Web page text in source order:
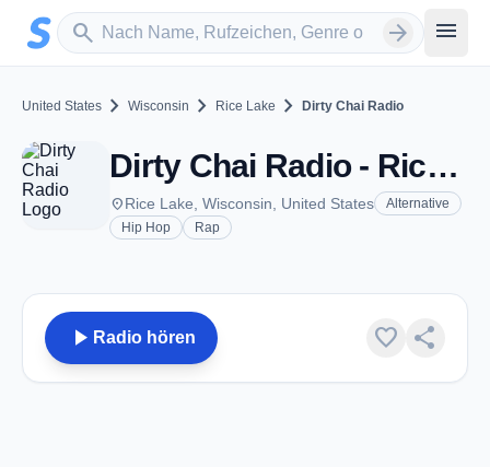
Zum Hauptinhalt springen
search
Sender suchen arrow_forward menu
United States chevron_right Wisconsin chevron_right Rice Lake chevron_right Dirty Chai Radio
Dirty Chai Radio - Rice Lake, WI
placeRice Lake, Wisconsin, United States
Alternative
Hip Hop
Rap
play_arrow Radio hören favorite share